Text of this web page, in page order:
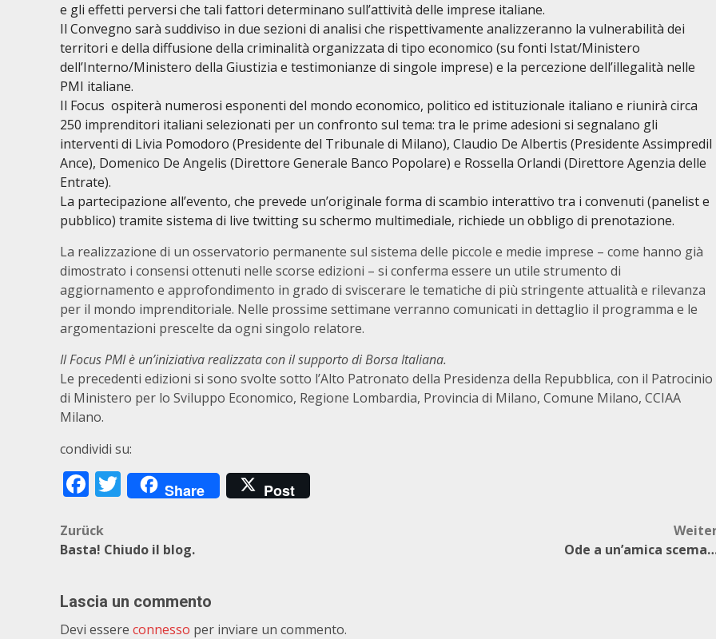
e gli effetti perversi che tali fattori determinano sull’attività delle imprese italiane.
Il Convegno sarà suddiviso in due sezioni di analisi che rispettivamente analizzeranno la vulnerabilità dei
territori e della diffusione della criminalità organizzata di tipo economico (su fonti Istat/Ministero
dell’Interno/Ministero della Giustizia e testimonianze di singole imprese) e la percezione dell’illegalità nelle
PMI italiane.
Il Focus ospiterà numerosi esponenti del mondo economico, politico ed istituzionale italiano e riunirà circa
250 imprenditori italiani selezionati per un confronto sul tema: tra le prime adesioni si segnalano gli
interventi di Livia Pomodoro (Presidente del Tribunale di Milano), Claudio De Albertis (Presidente Assimpredil
Ance), Domenico De Angelis (Direttore Generale Banco Popolare) e Rossella Orlandi (Direttore Agenzia delle
Entrate).
La partecipazione all’evento, che prevede un’originale forma di scambio interattivo tra i convenuti (panelist e
pubblico) tramite sistema di live twitting su schermo multimediale, richiede un obbligo di prenotazione.
La realizzazione di un osservatorio permanente sul sistema delle piccole e medie imprese – come hanno già
dimostrato i consensi ottenuti nelle scorse edizioni – si conferma essere un utile strumento di
aggiornamento e approfondimento in grado di sviscerare le tematiche di più stringente attualità e rilevanza
per il mondo imprenditoriale. Nelle prossime settimane verranno comunicati in dettaglio il programma e le
argomentazioni prescelte da ogni singolo relatore.
Il Focus PMI è un’iniziativa realizzata con il supporto di Borsa Italiana.
Le precedenti edizioni si sono svolte sotto l’Alto Patronato della Presidenza della Repubblica, con il Patrocinio
di Ministero per lo Sviluppo Economico, Regione Lombardia, Provincia di Milano, Comune Milano, CCIAA
Milano.
condividi su:
Facebook
Twitter
Share Post
Beitragsnavigation
Zurück
Basta! Chiudo il blog.
Ode a un’amica
Lascia un commento
Devi essere connesso per inviare un commento.